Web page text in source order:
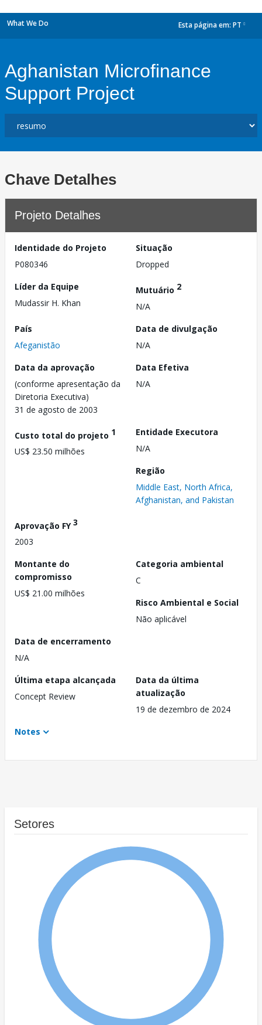
What We Do Esta página em: PT
Aghanistan Microfinance
Support Project
Chave Detalhes
Projeto Detalhes
Identidade do Projeto
P080346
Situação
Dropped
Líder da Equipe
Mudassir H. Khan
Mutuário 2
N/A
País
Afeganistão
Data de divulgação
N/A
Data da aprovação
(conforme apresentação da
Diretoria Executiva)
31 de agosto de 2003
Data Efetiva
N/A
Custo total do projeto 1
US$ 23.50 milhões
Entidade Executora
N/A
Região
Middle East, North Africa,
Afghanistan, and Pakistan
Aprovação FY3
2003
Montante do
compromisso
US$ 21.00 milhões
Categoria ambiental
C
Risco Ambiental e Social
Não aplicável
Data de encerramento
N/A
Última etapa alcançada
Concept Review
Data da última
atualização
19 de dezembro de 2024
Notes
Setores